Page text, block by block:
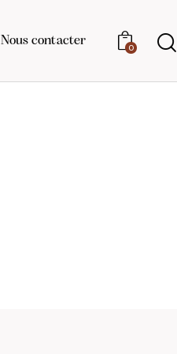
Nous contacter
0